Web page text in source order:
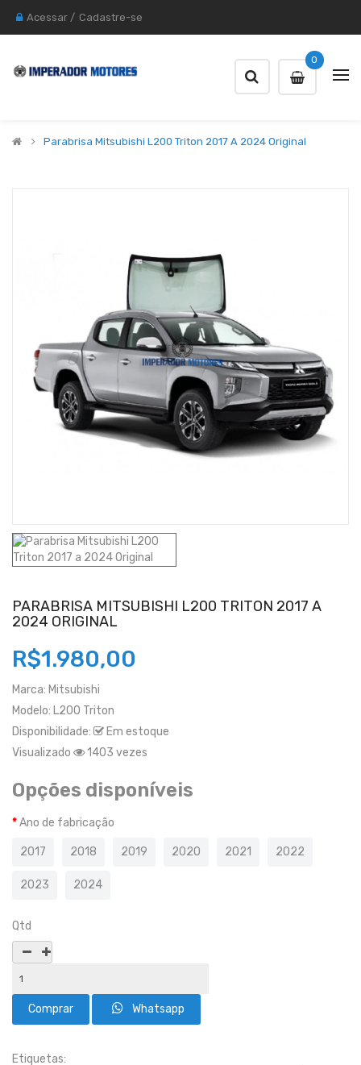
Acessar / Cadastre-se
0
Parabrisa Mitsubishi L200 Triton 2017 A 2024 Original
PARABRISA MITSUBISHI L200 TRITON 2017 A
2024 ORIGINAL
R$1.980,00
Marca: Mitsubishi
Modelo: L200 Triton
Disponibilidade:
Em estoque
Visualizado
1403 vezes
Opções disponíveis
Ano de fabricação
2017 2018 2019 2020 2021 2022
2023 2024
Qtd
Whatsapp
Etiquetas: